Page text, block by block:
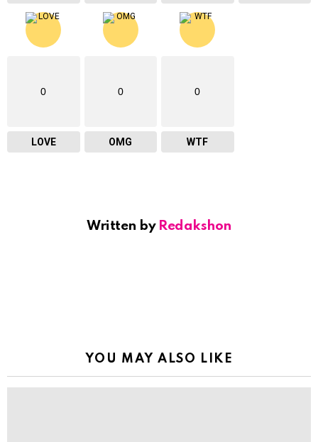
0
LOVE
0
OMG
0
WTF
Written by Redakshon
YOU MAY ALSO LIKE